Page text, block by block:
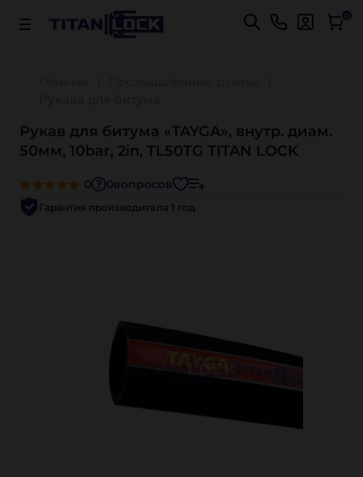
Важно! Для оплаты заказов Подробнее 0
Рукав для битума «TAYGA», внутр. диам.
50мм, 10bar, 2in, TL50TG TITAN LOCK
0 0вопросов
Гарантия производителя 1 год